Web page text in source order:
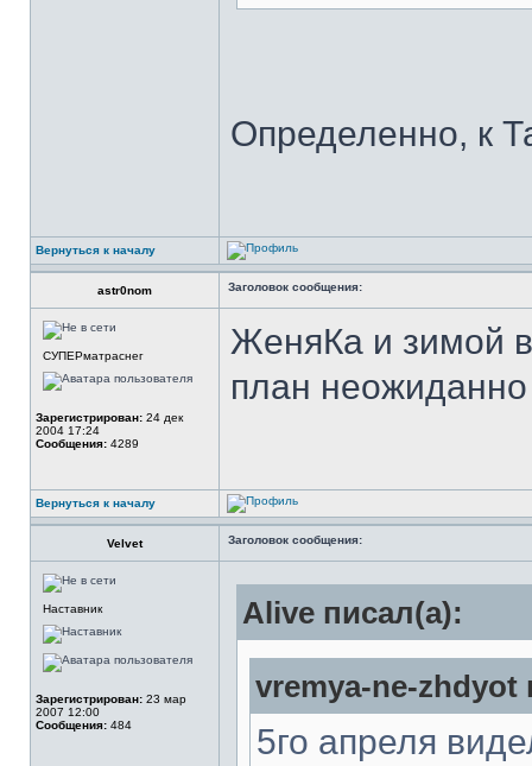
Определенно, к
Вернуться к началу
astr0nom Заголовок сообщения:
СУПЕРматраснег
Зарегистрирован: 24 дек
2004 17:24
Сообщения: 4289
ЖеняКа и зимой
план неожиданно
Вернуться к началу
Velvet Заголовок сообщения:
Наставник
Зарегистрирован: 23 мар
2007 12:00
Сообщения: 484
Alive писал(а):
vremya-ne-zhdyot
5го апреля